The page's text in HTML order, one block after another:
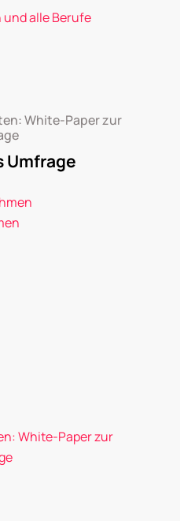
alle Berufe
White-Paper zur
Umfrage
White-Paper zur